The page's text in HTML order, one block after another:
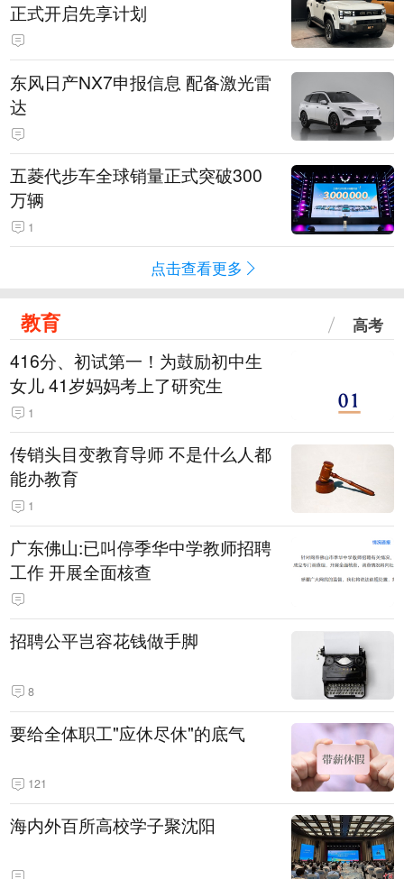
正式开启先享计划
东风日产NX7申报信息 配备激光雷
达
五菱代步车全球销量正式突破300
万辆
1
点击查看更多
教育 高考
416分、初试第一！为鼓励初中生
女儿 41岁妈妈考上了研究生
1
传销头目变教育导师 不是什么人都
能办教育
1
广东佛山:已叫停季华中学教师招聘
工作 开展全面核查
招聘公平岂容花钱做手脚
8
要给全体职工"应休尽休"的底气
121
海内外百所高校学子聚沈阳